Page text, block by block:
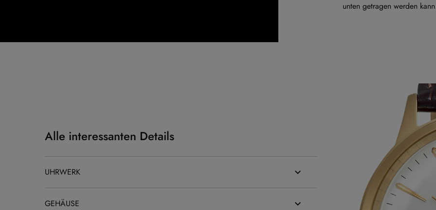
unten getragen werden
Alle interessanten Details
UHRWERK
GEHÄUSE